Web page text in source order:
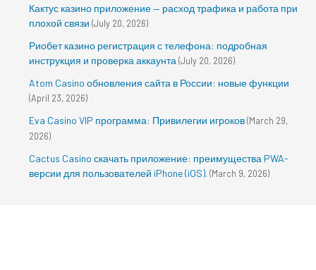
Кактус казино приложение — расход трафика и работа при
плохой связи (July 20, 2026)
Риобет казино регистрация с телефона: подробная
инструкция и проверка аккаунта (July 20, 2026)
Atom Casino обновления сайта в России: новые функции
(April 23, 2026)
Eva Casino VIP программа: Привилегии игроков(March 29,
2026)
Cactus Casino скачать приложение: преимущества PWA-
версии для пользователей iPhone (iOS). (March 9, 2026)